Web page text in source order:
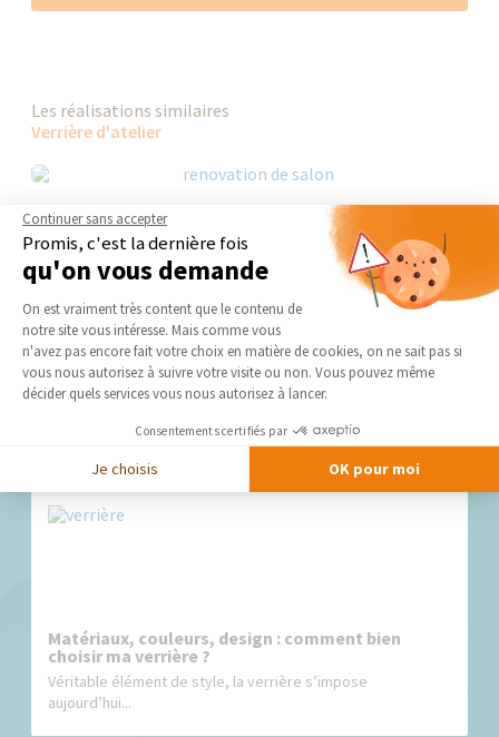
Les réalisations similaires
Verrière d'atelier
Nos derniers conseils et actus
Matériaux, couleurs, design : comment bien
choisir ma verrière ?
Véritable élément de style, la verrière s’impose
aujourd’hui...
Continuer sans accepter
Promis, c'est la dernière fois
qu'on vous demande
Plateforme de Gestion du
On est vraiment très content que le contenu de
notre site vous intéresse. Mais comme vous
n'avez pas encore fait votre choix en matière de cookies, on ne sait pas si
vous nous autorisez à suivre votre visite ou non. Vous pouvez même
décider quels services vous nous autorisez à lancer.
Consentements certifiés par
Je choisis OK pour moi
Axeptio consent